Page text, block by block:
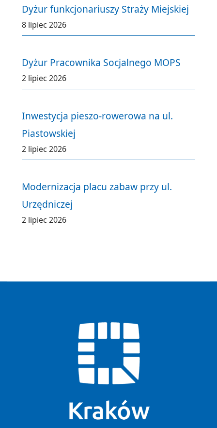
Dyżur funkcjonariuszy Straży Miejskiej
8 lipiec 2026
Dyżur Pracownika Socjalnego MOPS
2 lipiec 2026
Inwestycja pieszo-rowerowa na ul.
Piastowskiej
2 lipiec 2026
Modernizacja placu zabaw przy ul.
Urzędniczej
2 lipiec 2026